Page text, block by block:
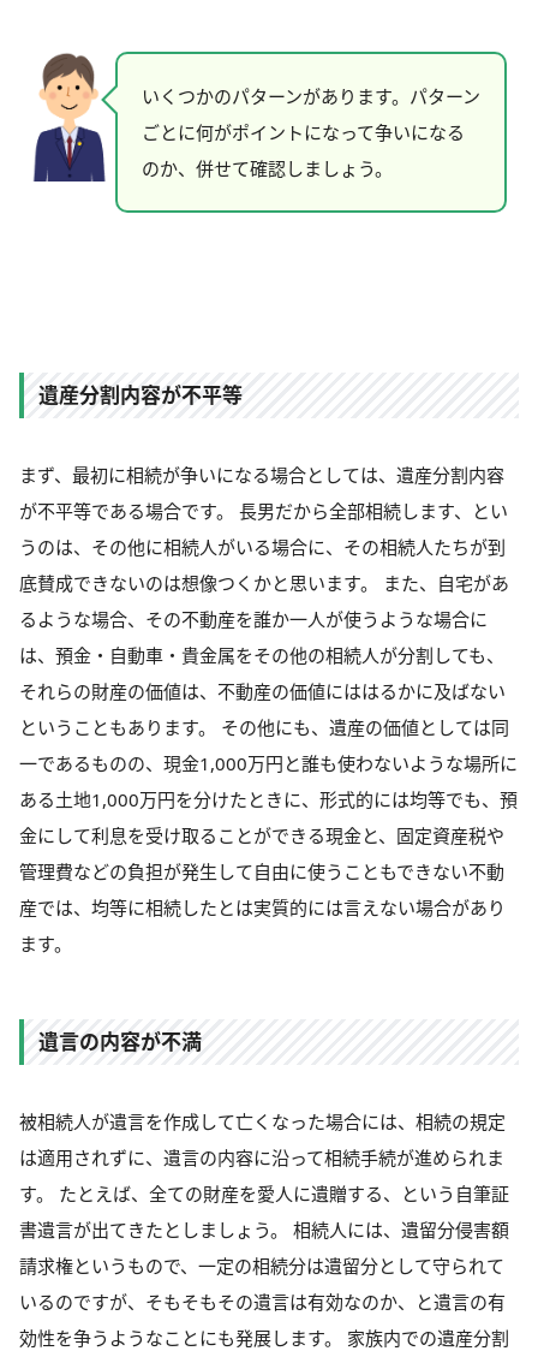
いくつかのパターンがあります。パターン
ごとに何がポイントになって争いになる
のか、併せて確認しましょう。
遺産分割内容が不平等
まず、最初に相続が争いになる場合としては、遺産分割内容
が不平等である場合です。 長男だから全部相続します、とい
うのは、その他に相続人がいる場合に、その相続人たちが到
底賛成できないのは想像つくかと思います。 また、自宅があ
るような場合、その不動産を誰か一人が使うような場合に
は、預金・自動車・貴金属をその他の相続人が分割しても、
それらの財産の価値は、不動産の価値にははるかに及ばない
ということもあります。 その他にも、遺産の価値としては同
一であるものの、現金1,000万円と誰も使わないような場所に
ある土地1,000万円を分けたときに、形式的には均等でも、預
金にして利息を受け取ることができる現金と、固定資産税や
管理費などの負担が発生して自由に使うこともできない不動
産では、均等に相続したとは実質的には言えない場合があり
ます。
遺言の内容が不満
被相続人が遺言を作成して亡くなった場合には、相続の規定
は適用されずに、遺言の内容に沿って相続手続が進められま
す。 たとえば、全ての財産を愛人に遺贈する、という自筆証
書遺言が出てきたとしましょう。 相続人には、遺留分侵害額
請求権というもので、一定の相続分は遺留分として守られて
いるのですが、そもそもその遺言は有効なのか、と遺言の有
効性を争うようなことにも発展します。 家族内での遺産分割